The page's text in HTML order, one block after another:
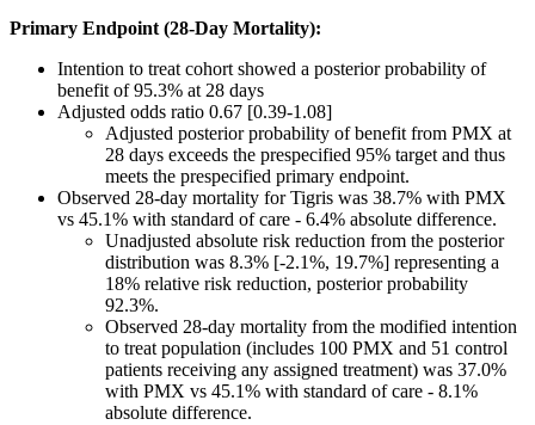
Primary Endpoint (28-Day Mortality):
Intention to treat cohort showed a posterior probability of
benefit of 95.3% at 28 days
Adjusted odds ratio 0.67 [0.39-1.08]
Adjusted posterior probability of benefit from PMX at
28 days exceeds the prespecified 95% target and thus
meets the prespecified primary endpoint.
Observed 28-day mortality for Tigris was 38.7% with PMX
vs 45.1% with standard of care - 6.4% absolute difference.
Unadjusted absolute risk reduction from the posterior
distribution was 8.3% [-2.1%, 19.7%] representing a
18% relative risk reduction, posterior probability
92.3%.
Observed 28-day mortality from the modified intention
to treat population (includes 100 PMX and 51 control
patients receiving any assigned treatment) was 37.0%
with PMX vs 45.1% with standard of care - 8.1%
absolute difference.